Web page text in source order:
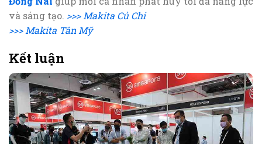
và sáng tạo. >>> Makita Củ Chi
>>> Makita Tân Mỹ
Kết luận